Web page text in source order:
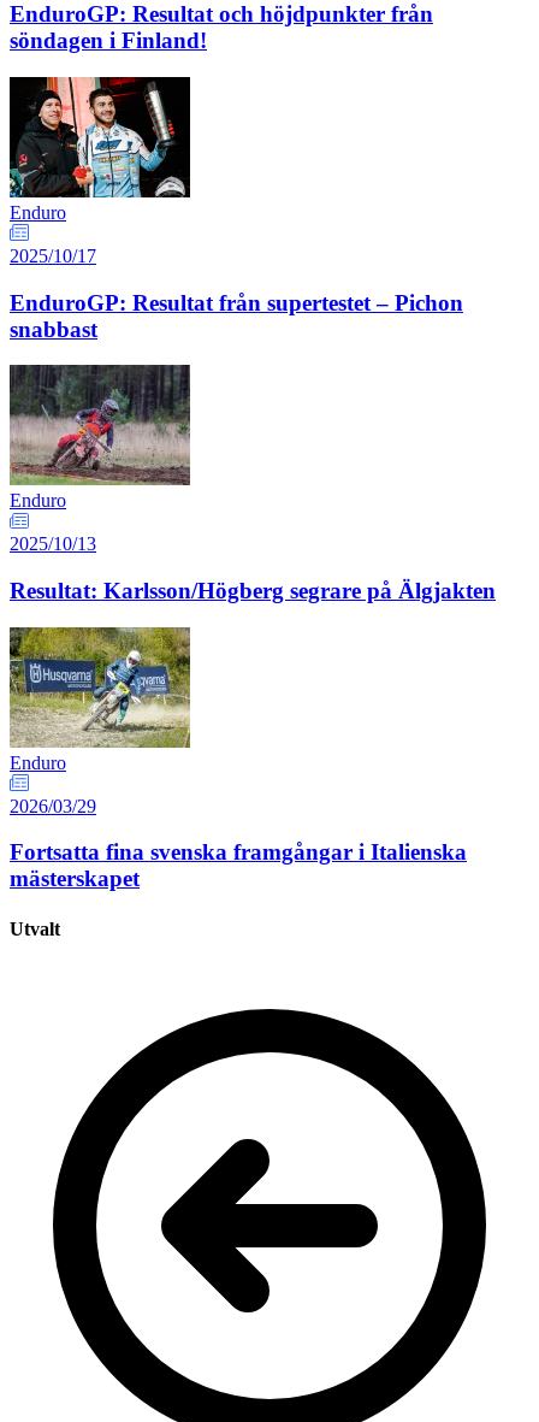
EnduroGP: Resultat och höjdpunkter från
söndagen i Finland!
Enduro
2025/10/17
EnduroGP: Resultat från supertestet – Pichon
snabbast
Enduro
2025/10/13
Resultat: Karlsson/Högberg segrare på Älgjakten
Enduro
2026/03/29
Fortsatta fina svenska framgångar i Italienska
mästerskapet
Utvalt